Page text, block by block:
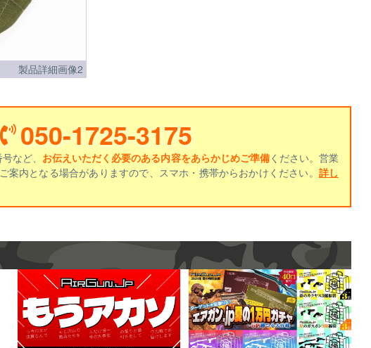
製品詳細画像2
050-1725-3175
など、 お伝えいただく必要のある内容をあらかじめご準備ください。営業
内となる場合がありますので、スマホ・携帯からおかけください。 詳し